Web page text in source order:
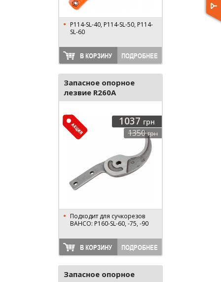
P114-SL-40, P114-SL-50, P114-
SL-60
В КОРЗИНУ ПОДРОБНЕЕ
Запасное опорное
лезвие R260A
1037 грн
1350грн
Подходит для сучкорезов
BAHCO: P160-SL-60, -75, -90
В КОРЗИНУ ПОДРОБНЕЕ
Запасное опорное